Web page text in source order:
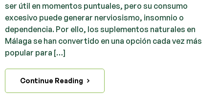
ser útil en momentos puntuales, pero su consumo
excesivo puede generar nerviosismo, insomnio o
dependencia. Por ello, los suplementos naturales en
Málaga se han convertido en una opción cada vez más
popular para […]
Continue Reading